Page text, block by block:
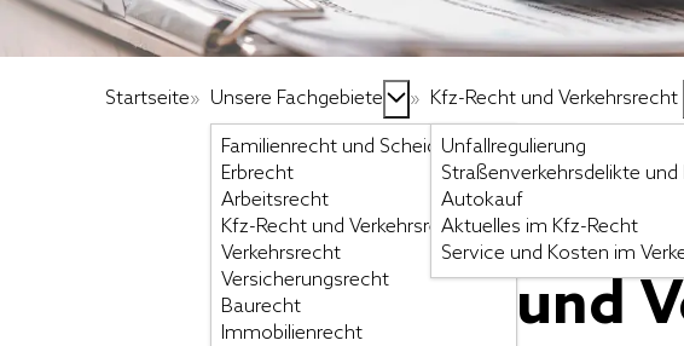
Startseite» Unsere Fachgebiete
Familienrecht und Scheidung
Erbrecht
Arbeitsrecht
Kfz-Recht und Verkehrsrecht
Verkehrsrecht
Versicherungsrecht
Baurecht
Immobilienrecht
» Kfz-Recht und Verkehrsrecht
Unfallregulierung
Straßenverkehrsdelikte und
Autokauf
Aktuelles im Kfz-Recht
Service und Kosten im
Kfz-Recht und